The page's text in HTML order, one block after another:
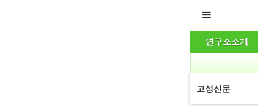
연구소소개
고성신문